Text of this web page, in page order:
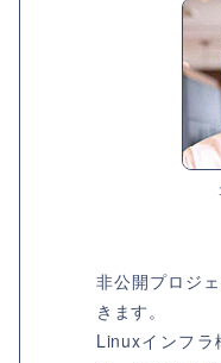
非公開プロジ
きます。
Linuxインフ